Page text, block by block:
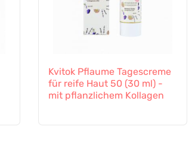
Kvitok Pflaume Tagescreme
für reife Haut 50 (30 ml) -
mit pflanzlichem Kollagen